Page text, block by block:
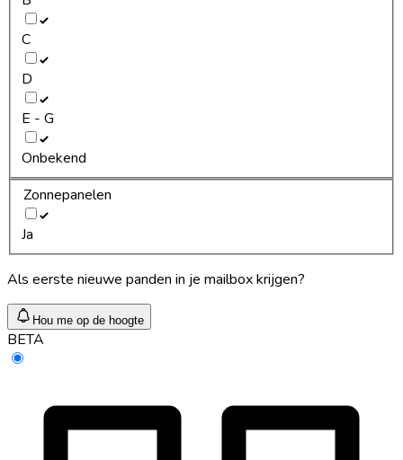
C
D
E - G
Onbekend
Zonnepanelen
Ja
Als eerste nieuwe panden in je mailbox krijgen?
Hou me op de hoogte
BETA